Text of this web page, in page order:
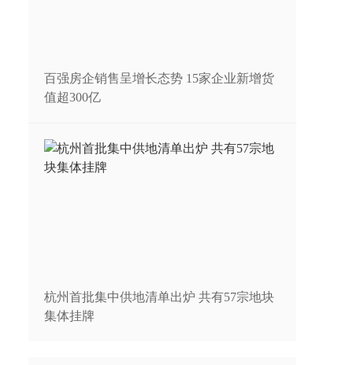
百强房企销售呈增长态势 15家企业新增货
值超300亿
杭州首批集中供地清单出炉 共有57宗地块
集体挂牌